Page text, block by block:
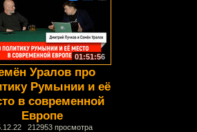
01:51:56
Уралов про
Румынии и её
в современной
Европе
212953 просмотра